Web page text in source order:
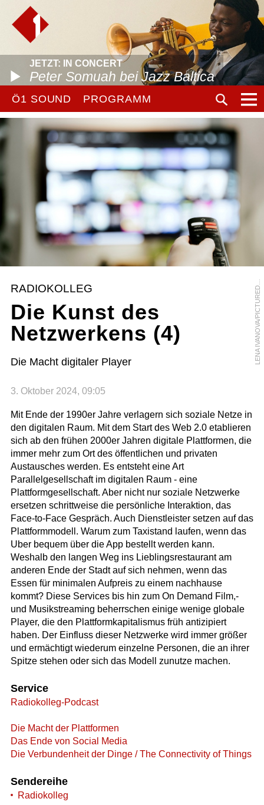
JETZT: IN CONCERT
Peter Somuah bei Jazz Baltica
Ö1 SOUND PROGRAMM
L
E
N
A
I
V
A
N
O
V
A
/
P
I
C
T
U
R
E
D
E
S
K
RADIOKOLLEG
Die Kunst des
Netzwerkens (4)
Die Macht digitaler Player
3. Oktober 2024, 09:05
Mit Ende der 1990er Jahre verlagern sich soziale Netze in
den digitalen Raum. Mit dem Start des Web 2.0 etablieren
sich ab den frühen 2000er Jahren digitale Plattformen, die
immer mehr zum Ort des öffentlichen und privaten
Austausches werden. Es entsteht eine Art
Parallelgesellschaft im digitalen Raum - eine
Plattformgesellschaft. Aber nicht nur soziale Netzwerke
ersetzen schrittweise die persönliche Interaktion, das
Face-to-Face Gespräch. Auch Dienstleister setzen auf das
Plattformmodell. Warum zum Taxistand laufen, wenn das
Uber bequem über die App bestellt werden kann.
Weshalb den langen Weg ins Lieblingsrestaurant am
anderen Ende der Stadt auf sich nehmen, wenn das
Essen für minimalen Aufpreis zu einem nachhause
kommt? Diese Services bis hin zum On Demand Film,-
und Musikstreaming beherrschen einige wenige globale
Player, die den Plattformkapitalismus früh antizipiert
haben. Der Einfluss dieser Netzwerke wird immer größer
und ermächtigt wiederum einzelne Personen, die an ihrer
Spitze stehen oder sich das Modell zunutze machen.
Service
Radiokolleg-Podcast
Die Macht der Plattformen
Das Ende von Social Media
Die Verbundenheit der Dinge / The Connectivity of Things
Sendereihe
Radiokolleg